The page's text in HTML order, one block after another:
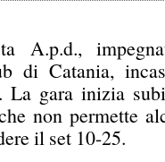
A.p.d.,
di Catania,
La gara inizia
non permette
il set 10-25.